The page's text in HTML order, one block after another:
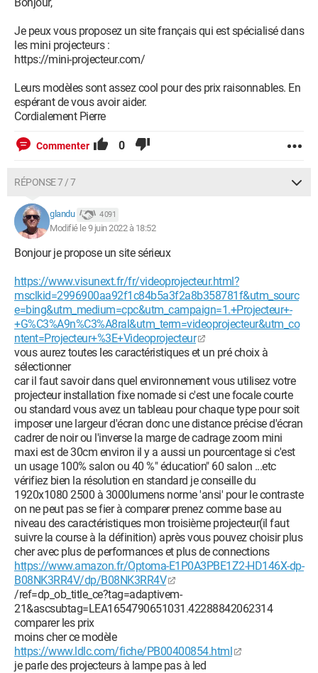
Je peux vous proposez un site français qui est spécialisé dans
les mini projecteurs :
https://mini-projecteur.com/
Leurs modèles sont assez cool pour des prix raisonnables. En
espérant de vous avoir aider.
Cordialement Pierre
Commenter 0
RÉPONSE 7 / 7
glandu 4 091
Modifié le 9 juin 2022 à 18:52
Bonjour je propose un site sérieux
https://www.visunext.fr/fr/videoprojecteur.html?
msclkid=2996900aa92f1c84b5a3f2a8b358781f&utm_sourc
e=bing&utm_medium=cpc&utm_campaign=1.+Projecteur+-
+G%C3%A9n%C3%A8ral&utm_term=videoprojecteur&utm_co
ntent=Projecteur+%3E+Videoprojecteur
vous aurez toutes les caractéristiques et un pré choix à
sélectionner
car il faut savoir dans quel environnement vous utilisez votre
projecteur installation fixe nomade si c'est une focale courte
ou standard vous avez un tableau pour chaque type pour soit
imposer une largeur d'écran donc une distance précise d'écran
cadrer de noir ou l'inverse la marge de cadrage zoom mini
maxi est de 30cm environ il y a aussi un pourcentage si c'est
un usage 100% salon ou 40 %" éducation" 60 salon ...etc
vérifiez bien la résolution en standard je conseille du
1920x1080 2500 à 3000lumens norme 'ansi' pour le contraste
on ne peut pas se fier à comparer prenez comme base au
niveau des caractéristiques mon troisième projecteur(il faut
suivre la course à la définition) après vous pouvez choisir plus
cher avec plus de performances et plus de connections
https://www.amazon.fr/Optoma-E1P0A3PBE1Z2-HD146X-dp-
B08NK3RR4V/dp/B08NK3RR4V
/ref=dp_ob_title_ce?tag=adaptivem-
21&ascsubtag=LEA1654790651031.42288842062314
comparer les prix
moins cher ce modèle
https://www.ldlc.com/fiche/PB00400854.html
je parle des projecteurs à lampe pas à led